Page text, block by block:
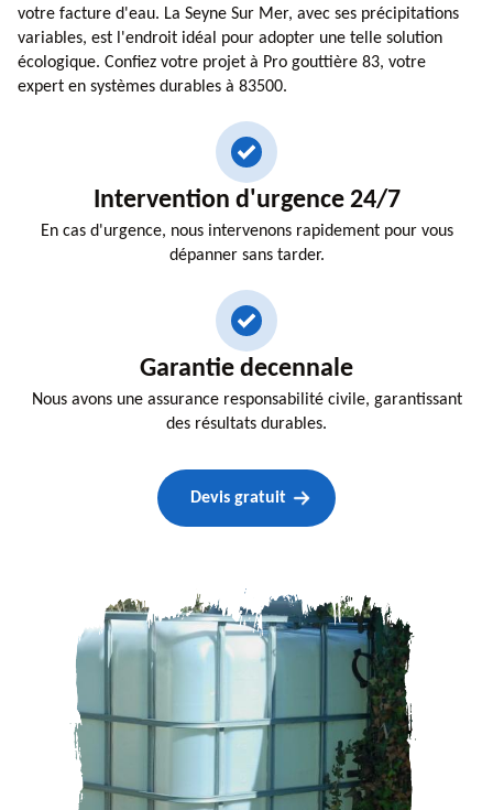
votre facture d'eau. La Seyne Sur Mer, avec ses précipitations
variables, est l'endroit idéal pour adopter une telle solution
écologique. Confiez votre projet à Pro gouttière 83, votre
expert en systèmes durables à 83500.
Intervention d'urgence 24/7
En cas d'urgence, nous intervenons rapidement pour vous
dépanner sans tarder.
Garantie decennale
Nous avons une assurance responsabilité civile, garantissant
des résultats durables.
Devis gratuit